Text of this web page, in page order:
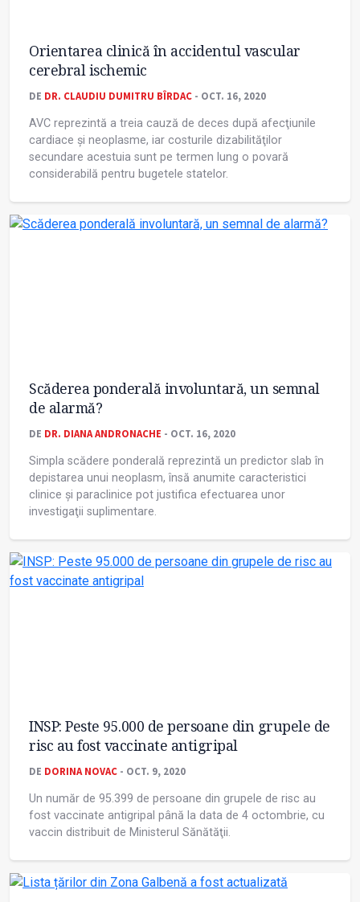
Orientarea clinică în accidentul vascular
cerebral ischemic
DE DR. CLAUDIU DUMITRU BÎRDAC - OCT. 16, 2020
AVC reprezintă a treia cauză de deces după afecţiunile
cardiace şi neoplasme, iar costurile dizabilităţilor
secundare acestuia sunt pe termen lung o povară
considerabilă pentru bugetele statelor.
Scăderea ponderală involuntară, un semnal
de alarmă?
DE DR. DIANA ANDRONACHE - OCT. 16, 2020
Simpla scădere ponderală reprezintă un predictor slab în
depistarea unui neoplasm, însă anumite caracteristici
clinice și paraclinice pot justifica efectuarea unor
investigaţii suplimentare.
INSP: Peste 95.000 de persoane din grupele de
risc au fost vaccinate antigripal
DE DORINA NOVAC - OCT. 9, 2020
Un număr de 95.399 de persoane din grupele de risc au
fost vaccinate antigripal până la data de 4 octombrie, cu
vaccin distribuit de Ministerul Sănătăţii.